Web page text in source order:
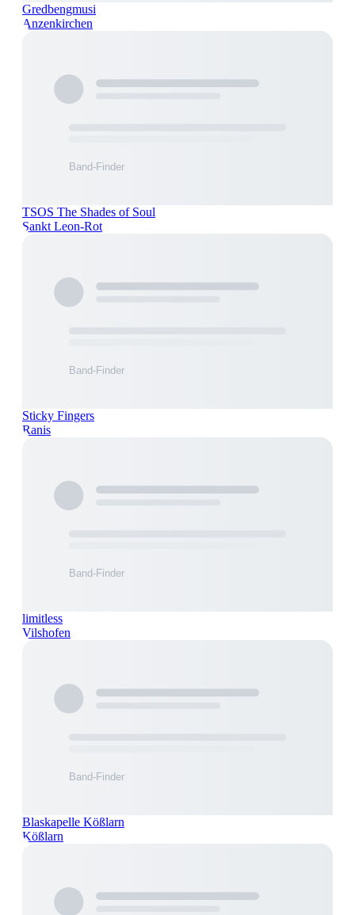
Gredbengmusi
Anzenkirchen
TSOS The Shades of Soul
Sankt Leon-Rot
Sticky Fingers
Ranis
limitless
Vilshofen
Blaskapelle Kößlarn
Kößlarn